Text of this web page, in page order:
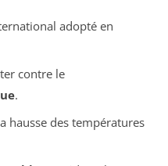
adopté en
contre le
.
hausse des températures